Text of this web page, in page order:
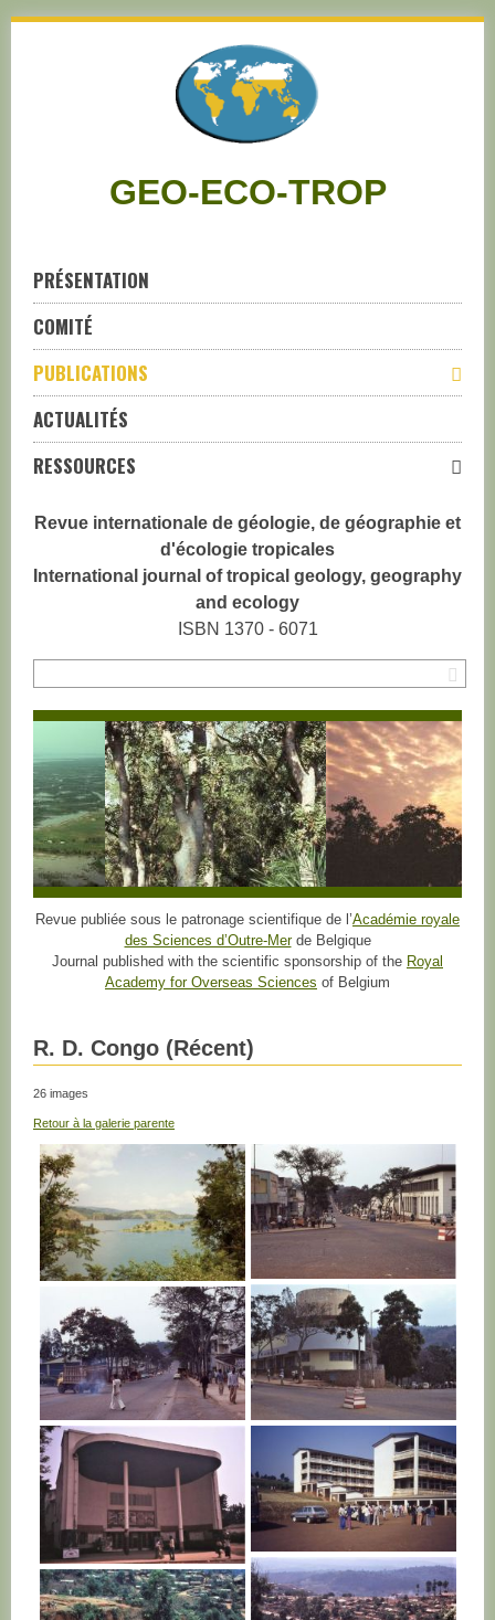
GEO-ECO-TROP
PRÉSENTATION
COMITÉ
PUBLICATIONS
ACTUALITÉS
RESSOURCES
Revue internationale de géologie, de géographie et
d'écologie tropicales
International journal of tropical geology, geography
and ecology
ISBN 1370 - 6071
Revue publiée sous le patronage scientifique de l’Académie royale
des Sciences d’Outre-Merde Belgique
Journal published with the scientific sponsorship of the Royal
Academy for Overseas Sciences of Belgium
R. D. Congo (Récent)
26 images
Retour à la galerie parente
R. D. CONGO R. D. CONGO
R. D. CONGO
R. D. CONGO
R. D. CONGO